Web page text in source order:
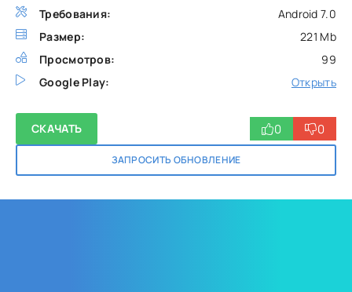
Требования:
Android 7.0
Размер:
221 Mb
Просмотров:
99
Google Play:
Открыть
СКАЧАТЬ
ЗАПРОСИТЬ ОБНОВЛЕНИЕ
0 0